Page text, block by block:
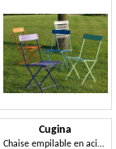
Cugina
Chaise empilable en acier peint